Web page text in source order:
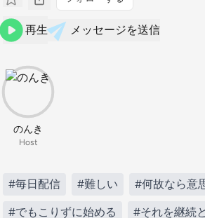
再生 メッセージを送信
のんき
Host
#毎日配信 #難しい #何故なら意
#でもこりずに始める #それを継続